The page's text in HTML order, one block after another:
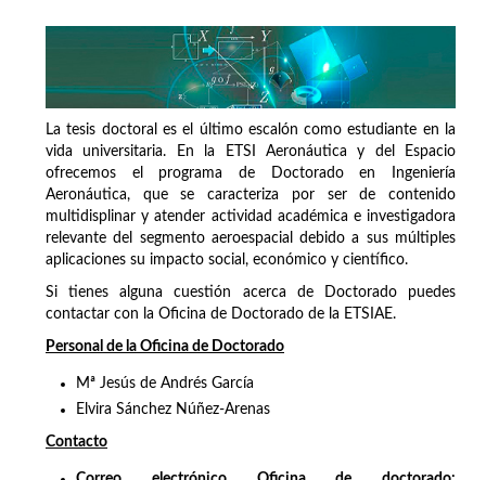
La tesis doctoral es el último escalón como estudiante en la
vida universitaria. En la ETSI Aeronáutica y del Espacio
ofrecemos el programa de Doctorado en Ingeniería
Aeronáutica, que se caracteriza por ser de contenido
multidisplinar y atender actividad académica e investigadora
relevante del segmento aeroespacial debido a sus múltiples
aplicaciones su impacto social, económico y científico.
Si tienes alguna cuestión acerca de Doctorado puedes
contactar con la Oficina de Doctorado de la ETSIAE.
Personal de la Oficina de Doctorado
Mª Jesús de Andrés García
Elvira Sánchez Núñez-Arenas
Contacto